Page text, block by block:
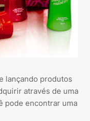
lançando produtos
através de uma
pode encontrar uma